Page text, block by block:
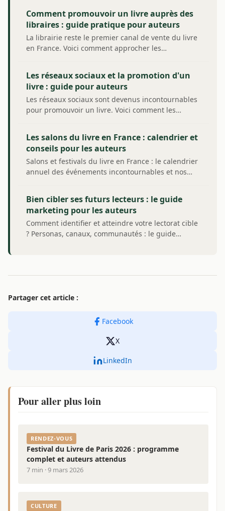
Comment promouvoir un livre auprès des
libraires : guide pratique pour auteurs
La librairie reste le premier canal de vente du livre
en France. Voici comment approcher les…
Les réseaux sociaux et la promotion d'un
livre : guide pour auteurs
Les réseaux sociaux sont devenus incontournables
pour promouvoir un livre. Voici comment les…
Les salons du livre en France : calendrier et
conseils pour les auteurs
Salons et festivals du livre en France : le calendrier
annuel des événements incontournables et nos…
Bien cibler ses futurs lecteurs : le guide
marketing pour les auteurs
Comment identifier et atteindre votre lectorat cible
? Personas, canaux, communautés : le guide…
Partager cet article :
Facebook
X
LinkedIn
Pour aller plus loin
RENDEZ-VOUS
Festival du Livre de Paris 2026 : programme
complet et auteurs attendus
7 min · 9 mars 2026
CULTURE